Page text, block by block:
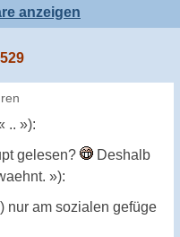
anzeigen
.. »):
gelesen?
Deshalb
»):
nur am sozialen gefüge